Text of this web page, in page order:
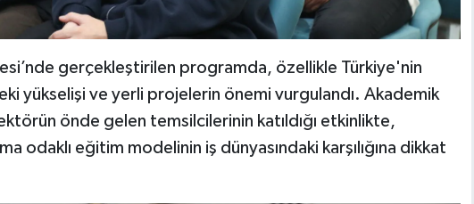
gerçekleştirilen programda, özellikle Türkiye'nin
yükselişi ve yerli projelerin önemi vurgulandı. Akademik
önde gelen temsilcilerinin katıldığı etkinlikte,
odaklı eğitim modelinin iş dünyasındaki karşılığına dikkat